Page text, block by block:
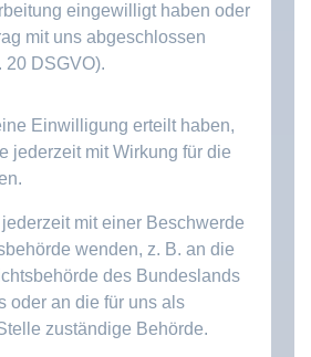
eingewilligt haben oder
mit uns abgeschlossen
20 DSGVO).
Einwilligung erteilt haben,
jederzeit mit Wirkung für die
mit einer Beschwerde
wenden, z. B. an die
des Bundeslands
oder an die für uns als
zuständige Behörde.